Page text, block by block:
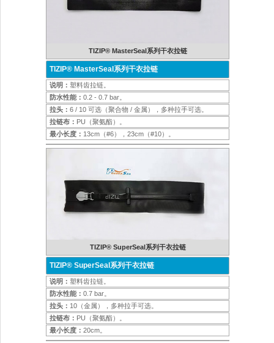
TIZIP® MasterSeal系列干衣拉链
TIZIP® MasterSeal系列干衣拉链
说明： 塑料齿拉链。
防水性能： 0.2 - 0.7 bar。
拉头： 6 / 10 可选（聚合物 / 金属），多种拉手可选。
拉链布： PU（聚氨酯）。
最小长度： 13cm（#6），23cm（#10）。
TIZIP® SuperSeal系列干衣拉链
TIZIP® SuperSeal系列干衣拉链
说明： 塑料齿拉链。
防水性能： 0.7 bar。
拉头： 10（金属），多种拉手可选。
拉链布： PU（聚氨酯）。
最小长度： 20cm。